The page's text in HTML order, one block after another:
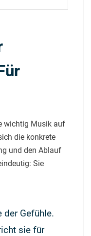
wichtig Musik auf
die konkrete
und den Ablauf
Sie
der Gefühle.
sie für